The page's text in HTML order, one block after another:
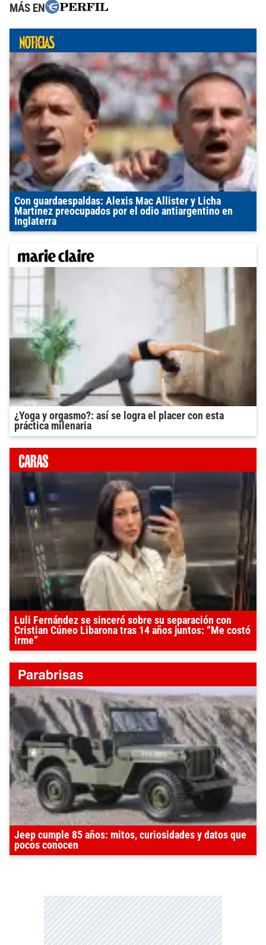
MÁS EN
Con guardaespaldas: Alexis Mac Allister y Licha
Martínez preocupados por el odio antiargentino en
Inglaterra
¿Yoga y orgasmo?: así se logra el placer con esta
práctica milenaria
Luli Fernández se sinceró sobre su separación con
Cristian Cúneo Libarona tras 14 años juntos: “Me costó
irme”
Jeep cumple 85 años: mitos, curiosidades y datos que
pocos conocen